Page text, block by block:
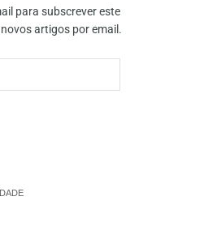
para subscrever este
artigos por email.